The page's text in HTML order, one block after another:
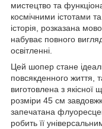
мистецтво та
космічними істотами
історія, розказана
набуває повного
освітленні.
Цей шопер стане
повсякденного життя,
виготовлена з якісної
розміри 45 см
запечатана
робить її